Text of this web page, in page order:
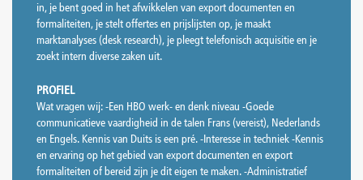
in, je bent goed in het afwikkelen van export documenten en
formaliteiten, je stelt offertes en prijslijsten op, je maakt
marktanalyses (desk research), je pleegt telefonisch acquisitie en je
zoekt intern diverse zaken uit.
PROFIEL
Wat vragen wij: -Een HBO werk- en denk niveau -Goede
communicatieve vaardigheid in de talen Frans (vereist), Nederlands
en Engels. Kennis van Duits is een pré. -Interesse in techniek -Kennis
en ervaring op het gebied van export documenten en export
formaliteiten of bereid zijn je dit eigen te maken. -Administratief